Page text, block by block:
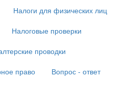
Налоги для физических лиц
Налоговые проверки
проводки
право
Вопрос - ответ